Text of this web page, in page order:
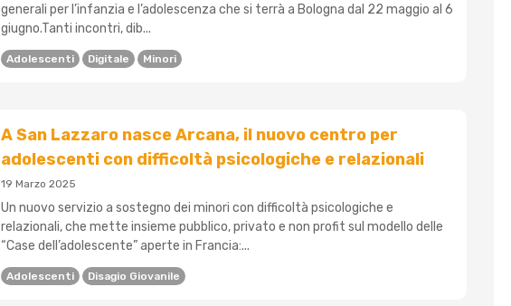
generali per l’infanzia e l’adolescenza che si terrà a Bologna dal 22 maggio al 6
giugno.Tanti incontri, dib...
Adolescenti Digitale Minori
A San Lazzaro nasce Arcana, il nuovo centro per
adolescenti con difficoltà psicologiche e relazionali
19 Marzo 2025
Un nuovo servizio a sostegno dei minori con difficoltà psicologiche e
relazionali, che mette insieme pubblico, privato e non profit sul modello delle
“Case dell’adolescente” aperte in Francia:...
Adolescenti Disagio Giovanile